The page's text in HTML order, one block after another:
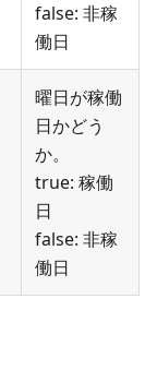
false: 非稼
働日
曜日が稼働
日かどう
か。
true: 稼働
日
false: 非稼
働日